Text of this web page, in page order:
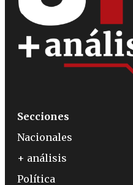
Secciones
Nacionales
+ análisis
Política